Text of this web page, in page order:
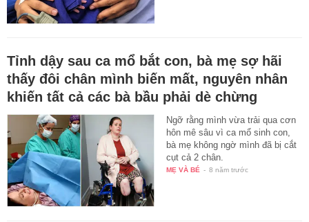
Tỉnh dậy sau ca mổ bắt con, bà mẹ sợ hãi
thấy đôi chân mình biến mất, nguyên nhân
khiến tất cả các bà bầu phải dè chừng
Ngỡ rằng mình vừa trải qua cơn
hôn mê sâu vì ca mổ sinh con,
bà mẹ không ngờ mình đã bị cắt
cụt cả 2 chân.
MẸ VÀ BÉ - 8 năm trước